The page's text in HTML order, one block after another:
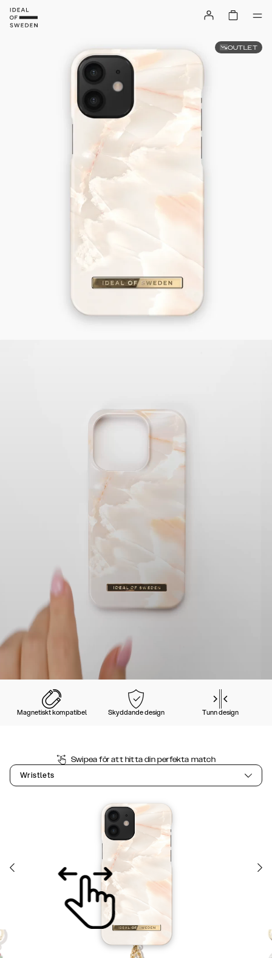
Magnetiskt kompatibel Skyddande design Tunn design
Swipea för att hitta din perfekta match
Wristlets
OUTLET